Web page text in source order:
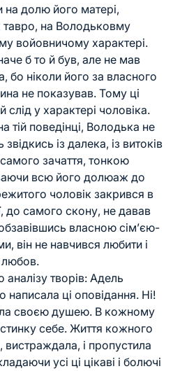
долю його матері,
тавро, на Володьковму
войовничому характері.
б то й був, але не мав
бо ніколи його за власного
не показував. Тому ці
слід у характері чоловіка.
тій поведінці, Володька не
із далека, із витоків
зачаття, тонкою
всю його долюаж до
чоловік закрився в
до самого скону, не давав
власною сім’єю-
він не навчився любити і
любов.
творів: Адель
написала ці оповідання. Ні!
своєю душею. В кожному
себе. Життя кожного
і пропустила
усі ці цікаві і болючі